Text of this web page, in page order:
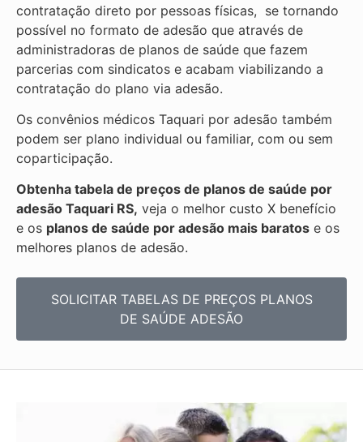
contratação direto por pessoas físicas, se tornando
possível no formato de adesão que através de
administradoras de planos de saúde que fazem
parcerias com sindicatos e acabam viabilizando a
contratação do plano via adesão.
Os convênios médicos Taquari por adesão também
podem ser plano individual ou familiar, com ou sem
coparticipação.
Obtenha tabela de preços de planos de saúde por
adesão Taquari RS, veja o melhor custo X benefício
e os planos de saúde por adesão mais baratos e os
melhores planos de adesão.
SOLICITAR TABELAS DE PREÇOS PLANOS
DE SAÚDE ADESÃO